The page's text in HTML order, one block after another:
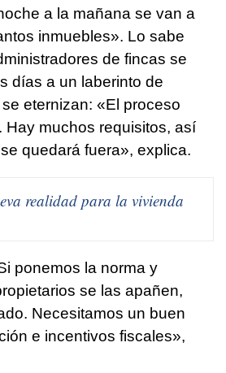
a la mañana se van a
inmuebles». Lo sabe
de fincas se
días a un laberinto de
eternizan: «El proceso
Hay muchos requisitos, así
quedará fuera», explica.
realidad para la vivienda
ponemos la norma y
se las apañen,
Necesitamos un buen
e incentivos fiscales»,